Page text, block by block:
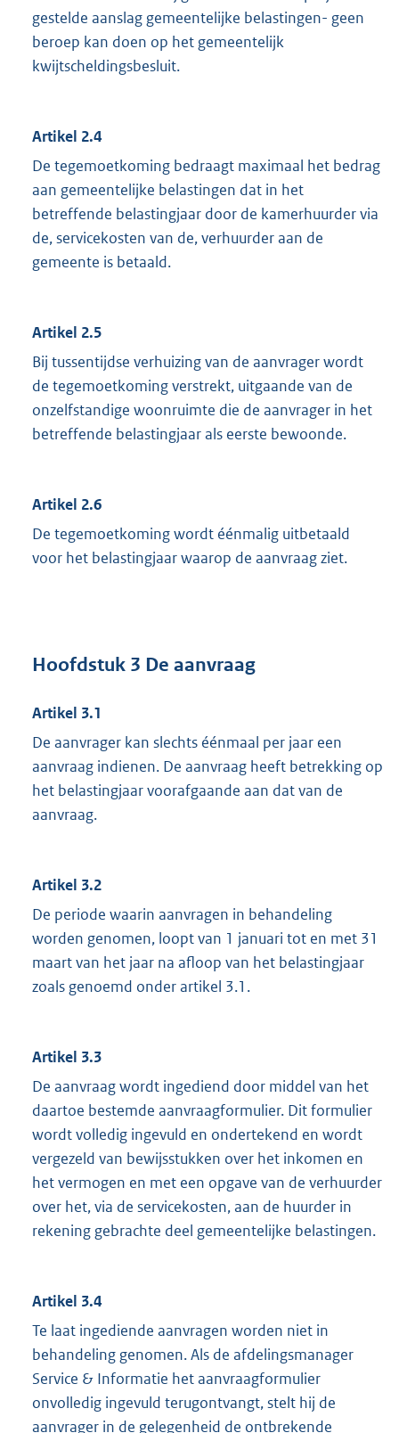
gestelde aanslag gemeentelijke belastingen- geen
beroep kan doen op het gemeentelijk
kwijtscheldingsbesluit.
Artikel 2.4
De tegemoetkoming bedraagt maximaal het bedrag
aan gemeentelijke belastingen dat in het
betreffende belastingjaar door de kamerhuurder via
de, servicekosten van de, verhuurder aan de
gemeente is betaald.
Artikel 2.5
Bij tussentijdse verhuizing van de aanvrager wordt
de tegemoetkoming verstrekt, uitgaande van de
onzelfstandige woonruimte die de aanvrager in het
betreffende belastingjaar als eerste bewoonde.
Artikel 2.6
De tegemoetkoming wordt éénmalig uitbetaald
voor het belastingjaar waarop de aanvraag ziet.
Hoofdstuk 3 De aanvraag
Artikel 3.1
De aanvrager kan slechts éénmaal per jaar een
aanvraag indienen. De aanvraag heeft betrekking op
het belastingjaar voorafgaande aan dat van de
aanvraag.
Artikel 3.2
De periode waarin aanvragen in behandeling
worden genomen, loopt van 1 januari tot en met 31
maart van het jaar na afloop van het belastingjaar
zoals genoemd onder artikel 3.1.
Artikel 3.3
De aanvraag wordt ingediend door middel van het
daartoe bestemde aanvraagformulier. Dit formulier
wordt volledig ingevuld en ondertekend en wordt
vergezeld van bewijsstukken over het inkomen en
het vermogen en met een opgave van de verhuurder
over het, via de servicekosten, aan de huurder in
rekening gebrachte deel gemeentelijke belastingen.
Artikel 3.4
Te laat ingediende aanvragen worden niet in
behandeling genomen. Als de afdelingsmanager
Service & Informatie het aanvraagformulier
onvolledig ingevuld terugontvangt, stelt hij de
aanvrager in de gelegenheid de ontbrekende